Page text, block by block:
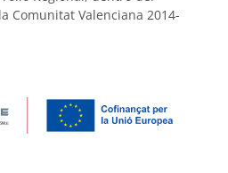
Comunitat Valenciana 2014-